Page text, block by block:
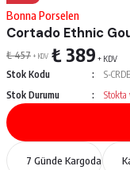
Bonna Porselen
Cortado Ethnic
₺ 457 + KDV ₺ 389 + KDV
Stok Kodu
S-
Stok Durumu
Stokta
7 Günde Kargoda